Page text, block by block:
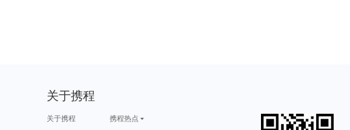
关于携程
关于携程
携程热点